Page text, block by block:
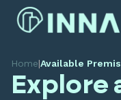
Home|Available
Explore